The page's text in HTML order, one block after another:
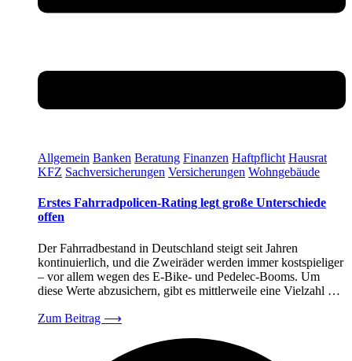
Allgemein Banken Beratung Finanzen Haftpflicht Hausrat
KFZ Sachversicherungen Versicherungen Wohngebäude
Erstes Fahrradpolicen-Rating legt große Unterschiede
offen
Der Fahrradbestand in Deutschland steigt seit Jahren
kontinuierlich, und die Zweiräder werden immer kostspieliger
– vor allem wegen des E-Bike- und Pedelec-Booms. Um
diese Werte abzusichern, gibt es mittlerweile eine Vielzahl …
Zum Beitrag ⟶